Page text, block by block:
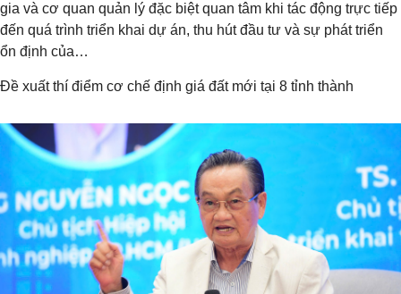
gia và cơ quan quản lý đặc biệt quan tâm khi tác động trực tiếp
đến quá trình triển khai dự án, thu hút đầu tư và sự phát triển
ổn định của…
Đề xuất thí điểm cơ chế định giá đất mới tại 8 tỉnh thành